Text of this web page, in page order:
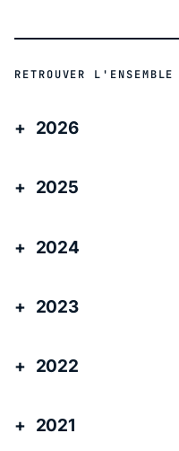
RETROUVER
2026
2025
2024
2023
2022
2021